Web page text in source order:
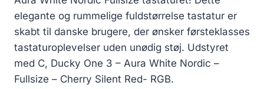
elegante og rummelige fuldstørrelse tastatur er
skabt til danske brugere, der ønsker førsteklasses
tastaturoplevelser uden unødig støj. Udstyret
med C, Ducky One 3 – Aura White Nordic –
Fullsize – Cherry Silent Red- RGB.